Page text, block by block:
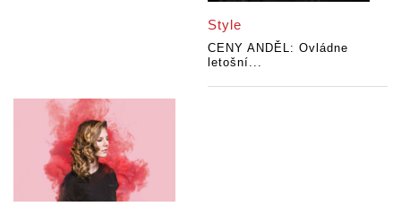
Style
CENY ANDĚL: Ovládne
letošní...